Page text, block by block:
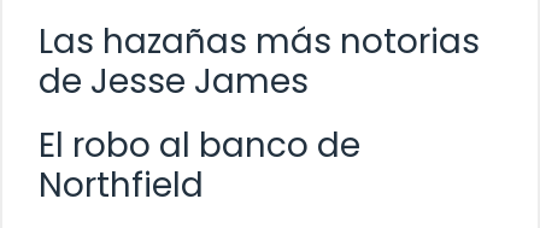
Las hazañas más notorias
de Jesse James
El robo al banco de
Northfield